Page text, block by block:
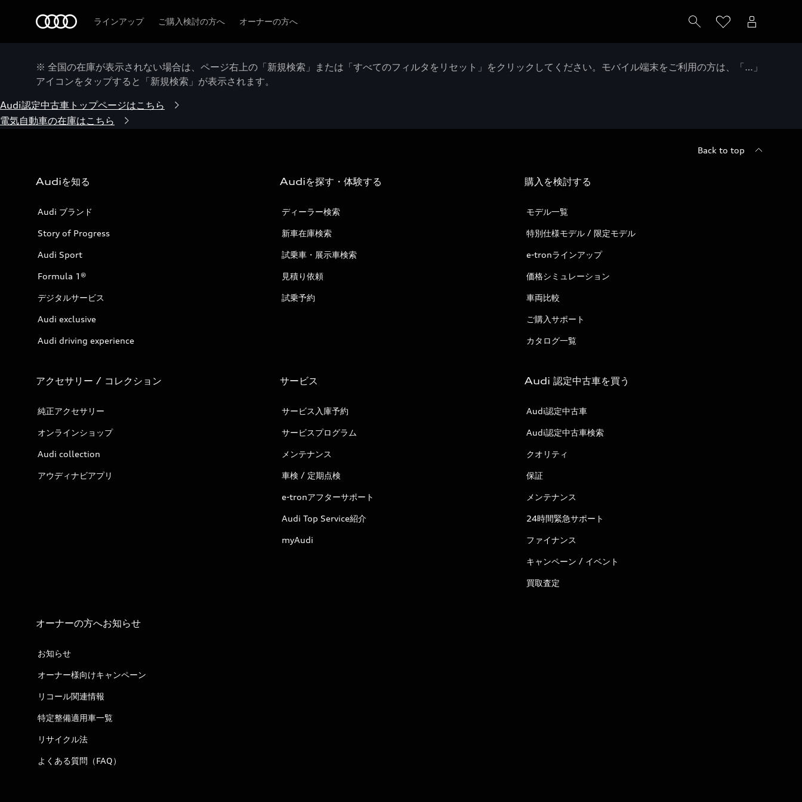
ラインアップ ご購入検討の方へ オーナーの方へ
※ 全国の在庫が表示されない場合は、ページ右上の「新規検索」または「すべてのフィルタをリセット」をクリックしてください。モバイル端末をご利用の方は、「…」
アイコンをタップすると「新規検索」が表示されます。
Audi認定中古車トップページはこちら
電気自動車の在庫はこちら
Back to top
Audiを知る
Audi ブランド
Story of Progress
Audi Sport
Formula 1®
デジタルサービス
Audi exclusive
Audi driving experience
Audiを探す・体験する
ディーラー検索
新車在庫検索
試乗車・展示車検索
見積り依頼
試乗予約
購入を検討する
モデル一覧
特別仕様モデル / 限定モデル
e-tronラインアップ
価格シミュレーション
車両比較
ご購入サポート
カタログ一覧
アクセサリー / コレクション
純正アクセサリー
オンラインショップ
Audi collection
アウディナビアプリ
サービス
サービス入庫予約
サービスプログラム
メンテナンス
車検 / 定期点検
e-tronアフターサポート
Audi Top Service紹介
myAudi
Audi 認定中古車を買う
Audi認定中古車
Audi認定中古車検索
クオリティ
保証
メンテナンス
24時間緊急サポート
ファイナンス
キャンペーン / イベント
買取査定
オーナーの方へお知らせ
お知らせ
オーナー様向けキャンペーン
リコール関連情報
特定整備適用車一覧
リサイクル法
よくある質問（FAQ）